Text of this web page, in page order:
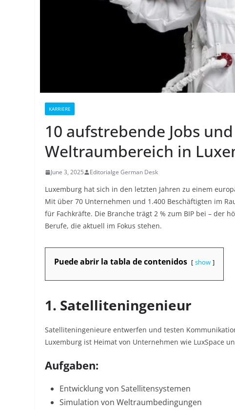
KARRIERE
10 aufstrebende Jobs
Weltraumbereich in
June 3, 2025 Editorialge German Desk
Luxemburg hat sich in den letzten Jahren zu einem
Mit über 70 Unternehmen und 1.400 Beschäftigten im
für Fachkräfte. Die Branche trägt 2 % zum BIP bei – der
Berufe, die aktuell im Fokus stehen.
Puede abrir la tabla de contenidos show
1. Satelliteningenieur
Satelliteningenieure entwerfen und testen
Luxemburg ist Heimat von Unternehmen wie LuxSpace
Aufgaben:
Entwicklung von Satellitensystemen
Simulation von Weltraumbedingungen